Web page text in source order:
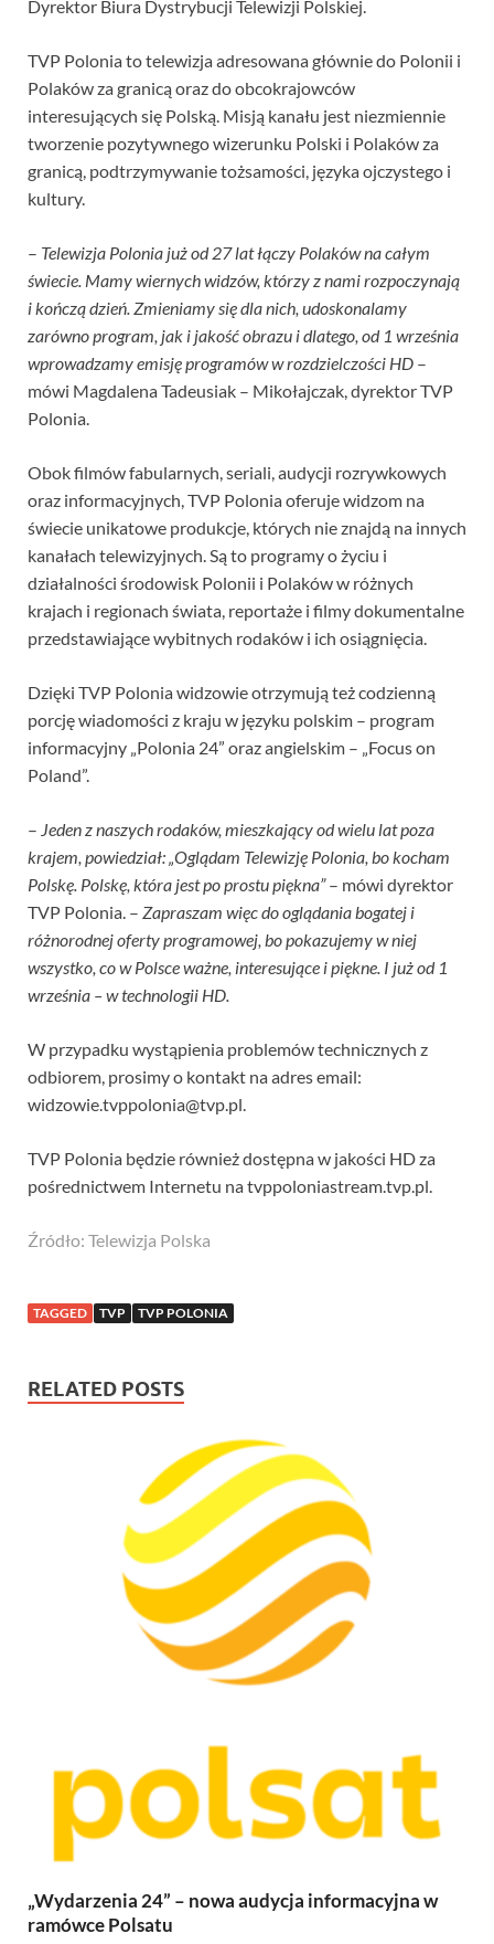
Dyrektor Biura Dystrybucji Telewizji Polskiej.
TVP Polonia to telewizja adresowana głównie do Polonii i
Polaków za granicą oraz do obcokrajowców
interesujących się Polską. Misją kanału jest niezmiennie
tworzenie pozytywnego wizerunku Polski i Polaków za
granicą, podtrzymywanie tożsamości, języka ojczystego i
kultury.
– Telewizja Polonia już od 27 lat łączy Polaków na całym
świecie. Mamy wiernych widzów, którzy z nami rozpoczynają
i kończą dzień. Zmieniamy się dla nich, udoskonalamy
zarówno program, jak i jakość obrazu i dlatego, od 1 września
wprowadzamy emisję programów w rozdzielczości HD –
mówi Magdalena Tadeusiak – Mikołajczak, dyrektor TVP
Polonia.
Obok filmów fabularnych, seriali, audycji rozrywkowych
oraz informacyjnych, TVP Polonia oferuje widzom na
świecie unikatowe produkcje, których nie znajdą na innych
kanałach telewizyjnych. Są to programy o życiu i
działalności środowisk Polonii i Polaków w różnych
krajach i regionach świata, reportaże i filmy dokumentalne
przedstawiające wybitnych rodaków i ich osiągnięcia.
Dzięki TVP Polonia widzowie otrzymują też codzienną
porcję wiadomości z kraju w języku polskim – program
informacyjny „Polonia 24” oraz angielskim – „Focus on
Poland”.
– Jeden z naszych rodaków, mieszkający od wielu lat poza
krajem, powiedział: „Oglądam Telewizję Polonia, bo kocham
Polskę. Polskę, która jest po prostu piękna”– mówi dyrektor
TVP Polonia. – Zapraszam więc do oglądania bogatej i
różnorodnej oferty programowej, bo pokazujemy w niej
wszystko, co w Polsce ważne, interesujące i piękne. I już od 1
września – w technologii HD.
W przypadku wystąpienia problemów technicznych z
odbiorem, prosimy o kontakt na adres email:
widzowie.tvppolonia@tvp.pl.
TVP Polonia będzie również dostępna w jakości HD za
pośrednictwem Internetu na tvppoloniastream.tvp.pl.
Źródło: Telewizja Polska
TAGGED TVP TVP POLONIA
RELATED POSTS
„Wydarzenia 24” – nowa audycja informacyjna w
ramówce Polsatu